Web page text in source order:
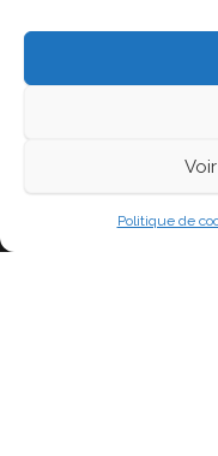
Politique de
Flux des
Fièrement